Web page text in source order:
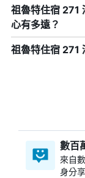
祖魯特住宿 271
心有多遠？
祖魯特住宿 271
數百
來自
身分